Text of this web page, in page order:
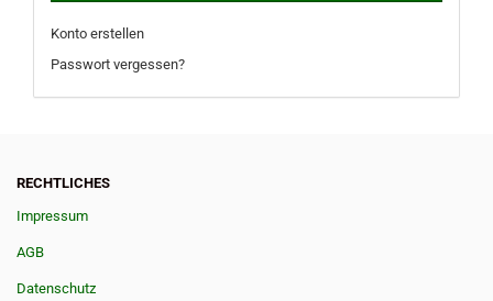
Konto erstellen
Passwort vergessen?
RECHTLICHES
Impressum
AGB
Datenschutz